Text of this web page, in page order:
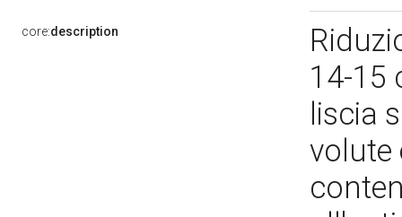
core:description
14-15
liscia
volute